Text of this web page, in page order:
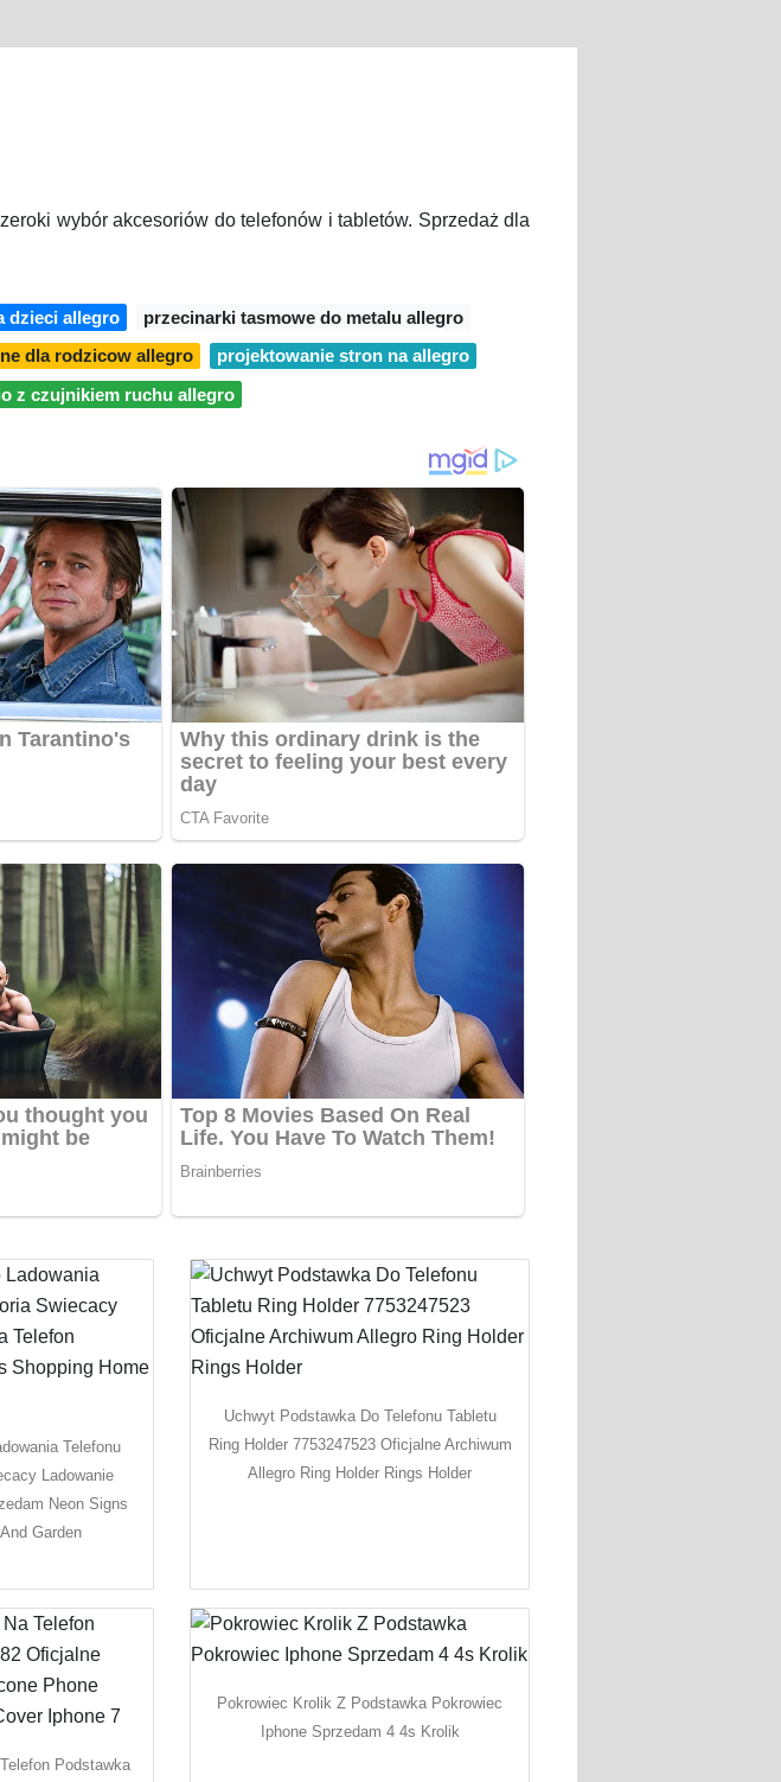
wybór akcesoriów do telefonów i tabletów. Sprzedaż dla
dzieci allegro
przecinarki tasmowe do metalu allegro
dla rodzicow allegro
projektowanie stron na allegro
z czujnikiem ruchu allegro
Telefonu
Ladowanie
Neon Signs
Garden
Uchwyt Podstawka Do Telefonu Tabletu
Ring Holder 7753247523 Oficjalne Archiwum
Allegro Ring Holder Rings Holder
Podstawka
Pokrowiec Krolik Z Podstawka Pokrowiec
Iphone Sprzedam 4 4s Krolik